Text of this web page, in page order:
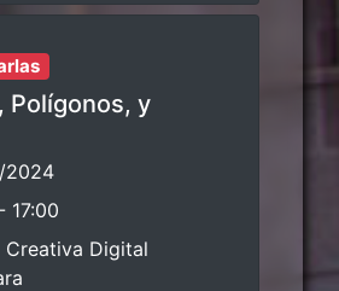
Polígonos, y
2024
- 17:00
Creativa Digital